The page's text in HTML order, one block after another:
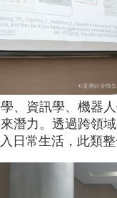
、資訊學、機器
潛力。透過跨領
日常生活，此類